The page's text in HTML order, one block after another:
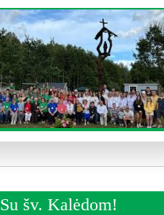
Su šv. Kalėdom!